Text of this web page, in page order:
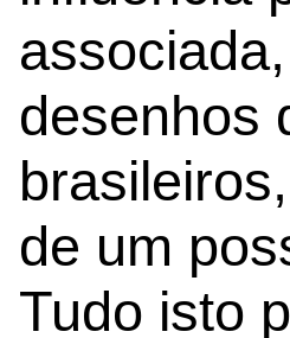
desenhos
de um
Tudo isto